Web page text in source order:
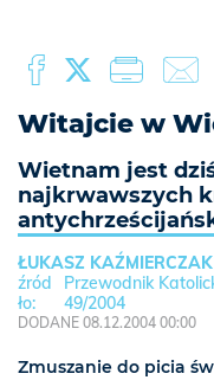
Witajcie w
Wietnam jest
najkrwawszych
ŁUKASZ KAŹMIERCZAK
Przewodnik
49/2004
DODANE 08.12.2004 00:00
Zmuszanie do picia